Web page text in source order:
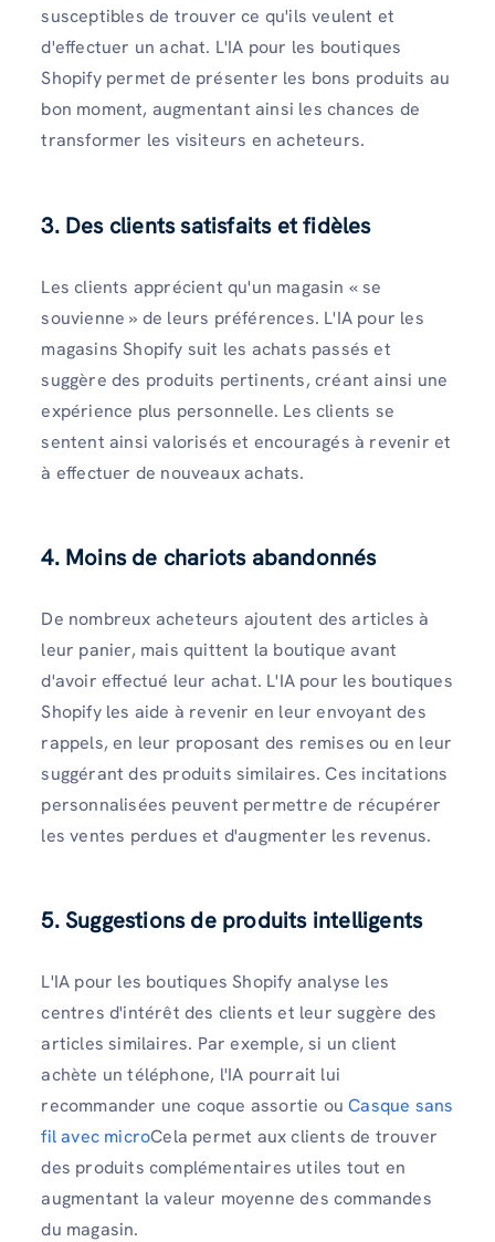
susceptibles de trouver ce qu'ils veulent et
d'effectuer un achat. L'IA pour les boutiques
Shopify permet de présenter les bons produits au
bon moment, augmentant ainsi les chances de
transformer les visiteurs en acheteurs.
3. Des clients satisfaits et fidèles
Les clients apprécient qu'un magasin « se
souvienne » de leurs préférences. L'IA pour les
magasins Shopify suit les achats passés et
suggère des produits pertinents, créant ainsi une
expérience plus personnelle. Les clients se
sentent ainsi valorisés et encouragés à revenir et
à effectuer de nouveaux achats.
4. Moins de chariots abandonnés
De nombreux acheteurs ajoutent des articles à
leur panier, mais quittent la boutique avant
d'avoir effectué leur achat. L'IA pour les boutiques
Shopify les aide à revenir en leur envoyant des
rappels, en leur proposant des remises ou en leur
suggérant des produits similaires. Ces incitations
personnalisées peuvent permettre de récupérer
les ventes perdues et d'augmenter les revenus.
5. Suggestions de produits intelligents
L'IA pour les boutiques Shopify analyse les
centres d'intérêt des clients et leur suggère des
articles similaires. Par exemple, si un client
achète un téléphone, l'IA pourrait lui
recommander une coque assortie ouCasque sans
fil avec microCela permet aux clients de trouver
des produits complémentaires utiles tout en
augmentant la valeur moyenne des commandes
du magasin.